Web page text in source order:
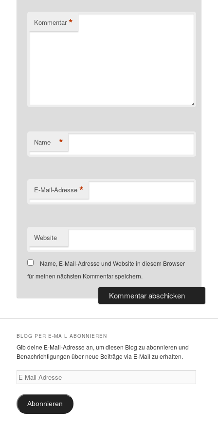
Kommentar *
Name *
E-Mail-Adresse *
Website
Name, E-Mail-Adresse und Website in diesem Browser
für meinen nächsten Kommentar speichern.
BLOG PER E-MAIL ABONNIEREN
Gib deine E-Mail-Adresse an, um diesen Blog zu abonnieren und
Benachrichtigungen über neue Beiträge via E-Mail zu erhalten.
E-
Mail-
Adresse
Abonnieren